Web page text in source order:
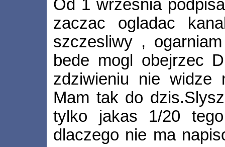
Od 1 wrzesnia
zaczac ogladac
szczesliwy ,
bede mogl obejrzec
zdziwieniu nie widze
Mam tak do
tylko jakas 1/20
dlaczego nie ma